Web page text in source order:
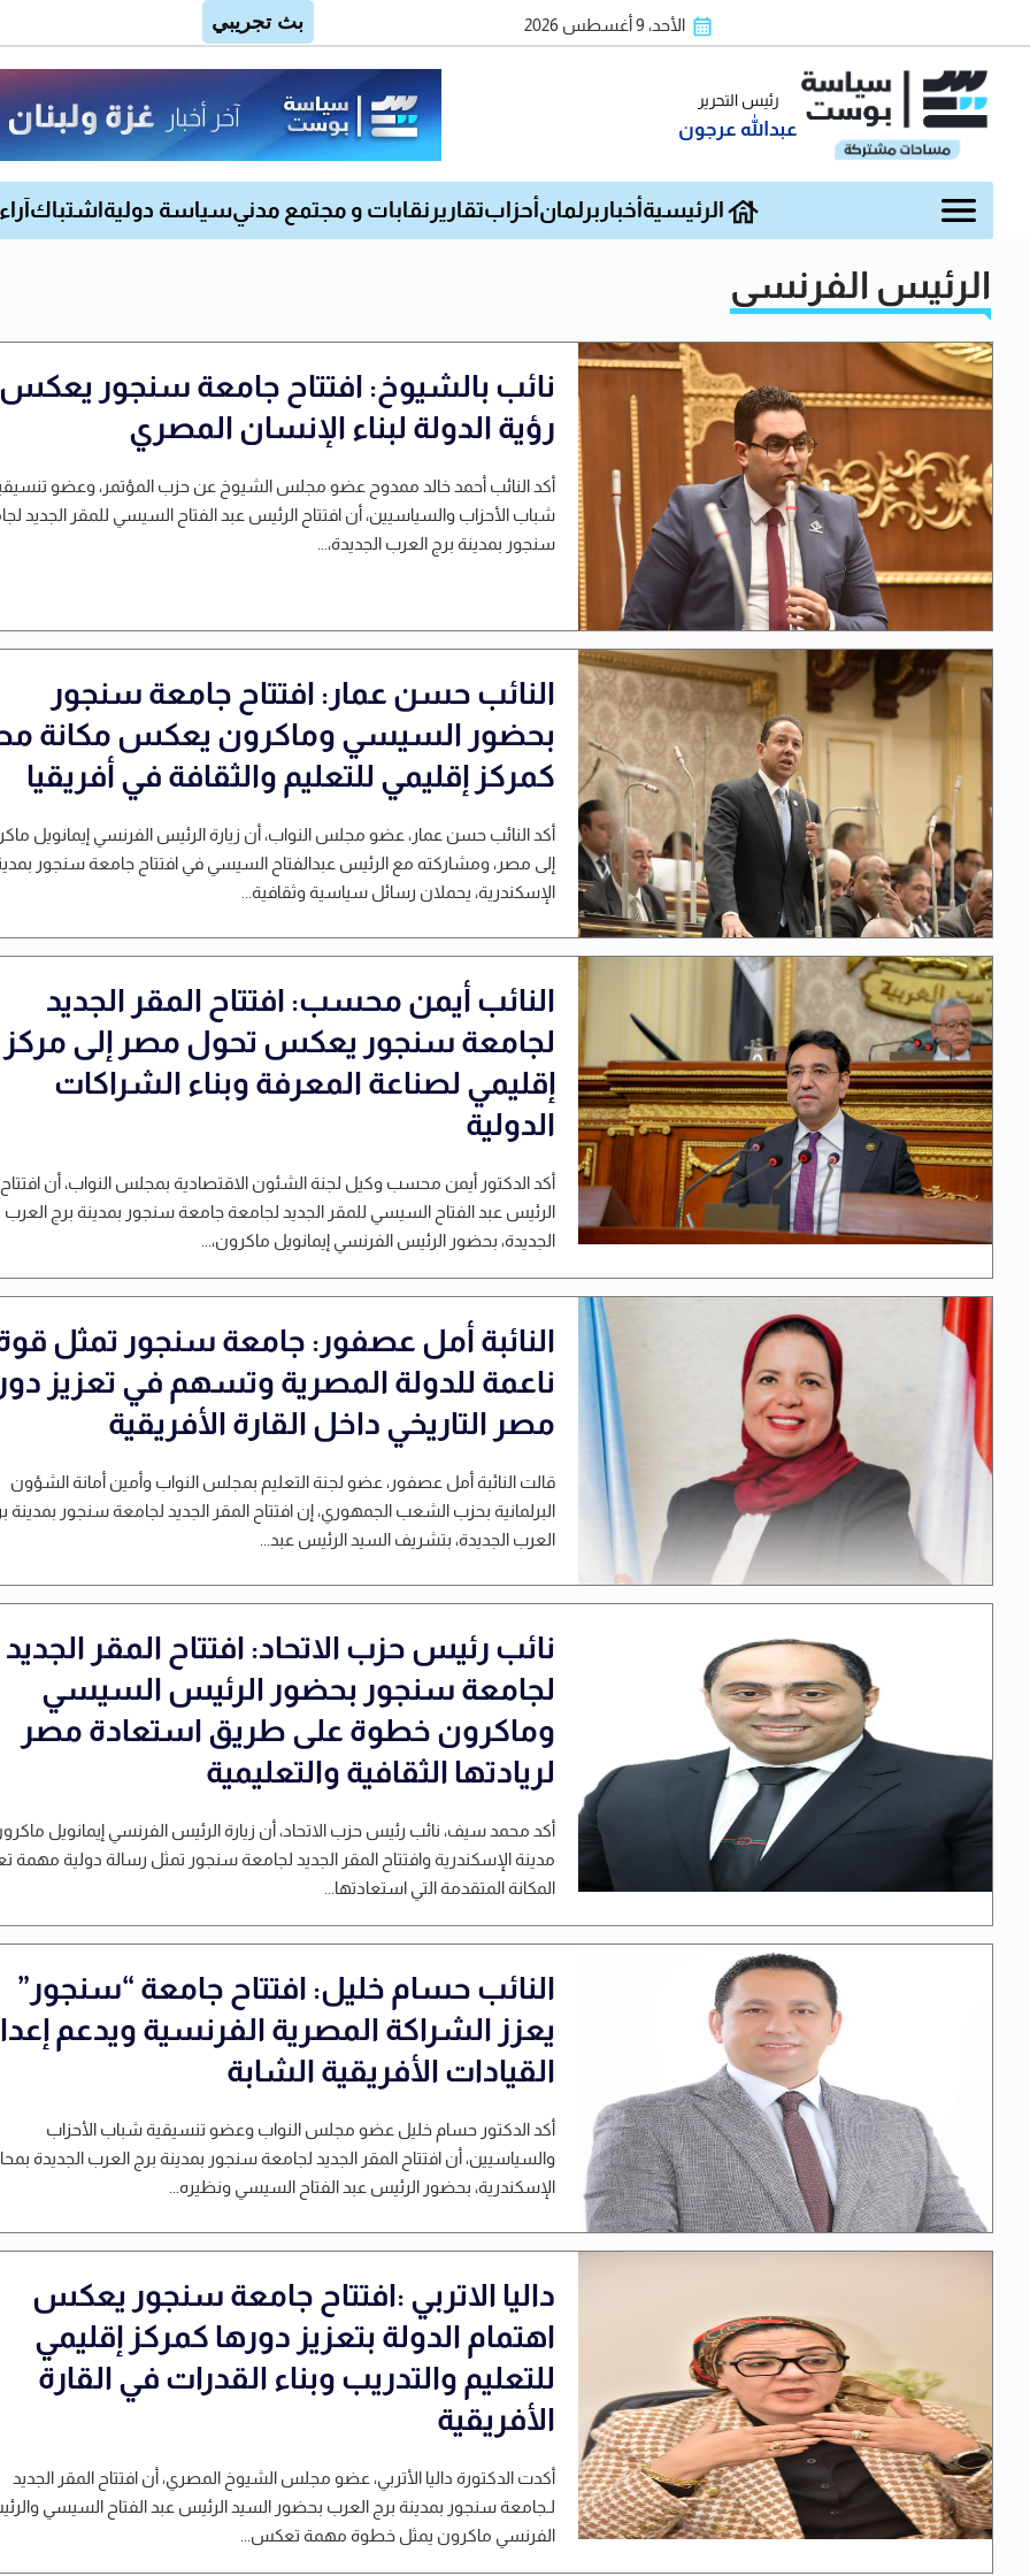
الأحد، 9 أغسطس 2026
رئيس التحرير
عبدالله عرجون
الرئيسية أخبار برلمان أحزابتقارير نقابات و مجتمع مدنيسياسة دولية اشتباك
الرئيس الفرنسي
نائب بالشيوخ: افتتاح جامعة سنجور يعكس
رؤية الدولة لبناء الإنسان المصري
أكد النائب أحمد خالد ممدوح عضو مجلس الشيوخ عن حزب المؤتمر، وعضو
شباب الأحزاب والسياسيين، أن افتتاح الرئيس عبد الفتاح السيسي للمقر الجديد
سنجور بمدينة برج العرب الجديدة،...
النائب حسن عمار: افتتاح جامعة سنجور
بحضور السيسي وماكرون يعكس مكانة
كمركز إقليمي للتعليم والثقافة في أفريقيا
أكد النائب حسن عمار، عضو مجلس النواب، أن زيارة الرئيس الفرنسي إيمانويل
إلى مصر، ومشاركته مع الرئيس عبدالفتاح السيسي في افتتاح جامعة سنجور
الإسكندرية، يحملان رسائل سياسية وثقافية...
النائب أيمن محسب: افتتاح المقر الجديد
لجامعة سنجور يعكس تحول مصر إلى مركز
إقليمي لصناعة المعرفة وبناء الشراكات
الدولية
أكد الدكتور أيمن محسب وكيل لجنة الشئون الاقتصادية بمجلس النواب، أن افتتاح
الرئيس عبد الفتاح السيسي للمقر الجديد لجامعة جامعة سنجور بمدينة برج العرب
الجديدة، بحضور الرئيس الفرنسي إيمانويل ماكرون،...
النائبة أمل عصفور: جامعة سنجور تمثل
ناعمة للدولة المصرية وتسهم في تعزيز دور
مصر التاريخي داخل القارة الأفريقية
قالت النائبة أمل عصفور، عضو لجنة التعليم بمجلس النواب وأمين أمانة الشؤون
البرلمانية بحزب الشعب الجمهوري، إن افتتاح المقر الجديد لجامعة سنجور بمدينة
العرب الجديدة، بتشريف السيد الرئيس عبد...
نائب رئيس حزب الاتحاد: افتتاح المقر الجديد
لجامعة سنجور بحضور الرئيس السيسي
وماكرون خطوة على طريق استعادة مصر
لريادتها الثقافية والتعليمية
أكد محمد سيف، نائب رئيس حزب الاتحاد، أن زيارة الرئيس الفرنسي إيمانويل
مدينة الإسكندرية وافتتاح المقر الجديد لجامعة سنجور تمثل رسالة دولية
المكانة المتقدمة التي استعادتها...
النائب حسام خليل: افتتاح جامعة “سنجور”
يعزز الشراكة المصرية الفرنسية ويدعم
القيادات الأفريقية الشابة
أكد الدكتور حسام خليل عضو مجلس النواب وعضو تنسيقية شباب الأحزاب
والسياسيين، أن افتتاح المقر الجديد لجامعة سنجور بمدينة برج العرب الجديدة
الإسكندرية، بحضور الرئيس عبد الفتاح السيسي ونظيره...
داليا الاتربي :افتتاح جامعة سنجور يعكس
اهتمام الدولة بتعزيز دورها كمركز إقليمي
للتعليم والتدريب وبناء القدرات في القارة
الأفريقية
أكدت الدكتورة داليا الأتربي، عضو مجلس الشيوخ المصري، أن افتتاح المقر الجديد
لـجامعة سنجور بمدينة برج العرب بحضور السيد الرئيس عبد الفتاح السيسي
الفرنسي ماكرون يمثل خطوة مهمة تعكس...